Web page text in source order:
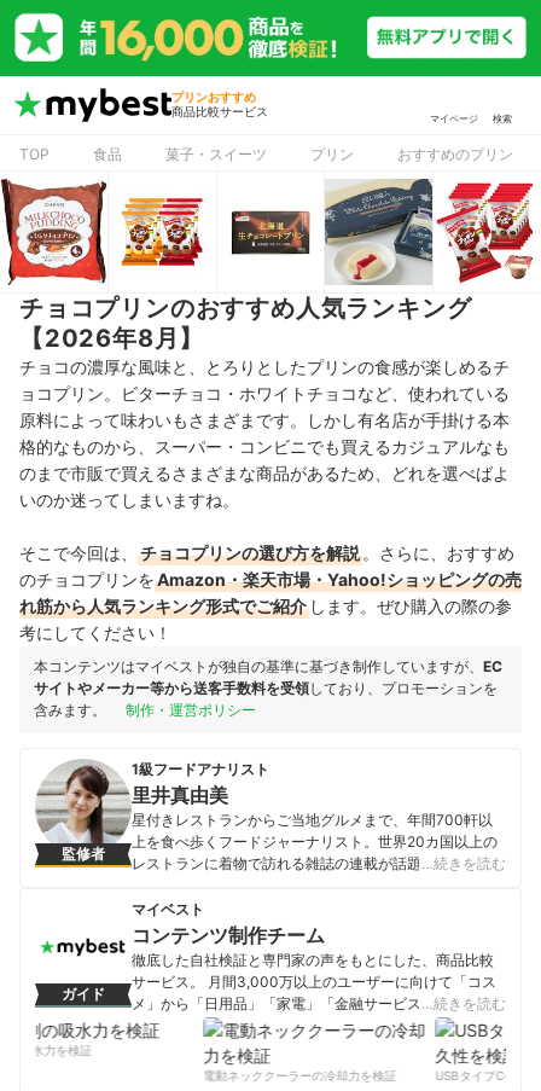
プリンおすすめ
商品比較サービス
マイページ 検索
TOP 食品 菓子・スイーツ プリン おすすめのプリン
チョコプリンのおすすめ人気ランキング
【2026年8月】
チョコの濃厚な風味と、とろりとしたプリンの食感が楽しめるチ
ョコプリン。ビターチョコ・ホワイトチョコなど、使われている
原料によって味わいもさまざまです。
しかし有名店が手掛ける本
格的なものから、スーパー・コンビニでも買えるカジュアルなも
のまで市販で買えるさまざまな商品があるため、
どれを選べばよ
いのか迷ってしまいますね。
そこで今回は、 チョコプリンの選び方を解説 。さらに、おすすめ
のチョコプリンをAmazon・楽天市場・Yahoo!ショッピングの売
れ筋から人気ランキング形式でご紹介 します。ぜひ購入の際の参
考にしてください！
本コンテンツはマイベストが独自の基準に基づき制作していますが、 EC
サイトやメーカー等から送客手数料を受領しており、プロモーションを
含みます。
制作・運営ポリシー
監修者
1級フードアナリスト
里井真由美
星付きレストランからご当地グルメまで、年間700軒以
上を食べ歩くフードジャーナリスト。世界20カ国以上の
レストランに着物で訪れる雑誌の連載が話題となる。食
ジオ、webメディアで活躍中している。 1級フードアナリ
スト・1級惣菜管理士・野菜ソムリエ上級プロをはじめ、
実に15もの食に関する資格を持ち、現在は農林水産省食
料・農業・農村政策審議会委員、フード・アクション・
ニッポン アンバサダー、フランス観光開発機構オフィシ
ャルレポーターに任命され、活動の場を世界に広げてい
る。 日本テレビ「ぐるぐるナインティナイン」、フジテ
レビ「ノンストップ」TBSテレビ「ビビット」などテレ
ビ出演多数。SBSテレビ「週刊アズマ」に毎月レギュラ
…続きを読む
ガイド
マイベスト
コンテンツ制作チーム
徹底した自社検証と専門家の声をもとにした、商品比較
サービス。 月間3,000万以上のユーザーに向けて「コス
メ」から「日用品」「家電」「金融サービス」まで、ベ
ストな商品を選んでもらうために、毎日コンテンツを制
コンテンツ制作チームのプロフィール
…続きを読む
吸水力を検証
電動ネッククーラーの冷却力を検証
USBタイプCケーブ